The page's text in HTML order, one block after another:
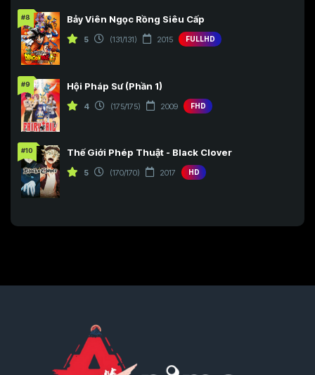
#8 Bảy Viên Ngọc Rồng Siêu Cấp
5 (131/131) 2015 FULLHD
#9 Hội Pháp Sư (Phần 1)
4 (175/175) 2009 FHD
#10 Thế Giới Phép Thuật - Black Clover
5 (170/170) 2017 HD